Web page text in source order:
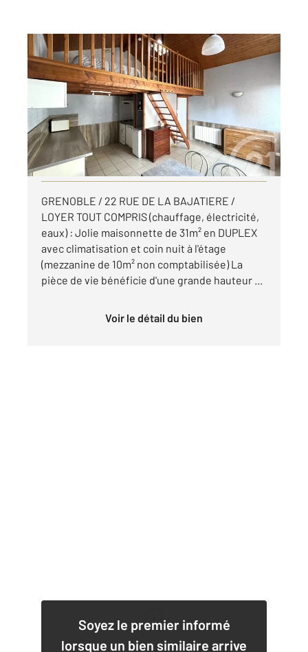
GRENOBLE 38
22,15 m2, 1 pièce
Ref : 7254
Appartement T1 à louer
630 €
par mois charges comprises
Visiter le site dédié
GRENOBLE / 22 RUE DE LA BAJATIERE /
LOYER TOUT COMPRIS (chauffage, électricité,
eaux) : Jolie maisonnette de 31m² en DUPLEX
avec climatisation et coin nuit à l'étage
(mezzanine de 10m² non comptabilisée) La
pièce de vie bénéficie d'une grande hauteur ...
Voir le détail du bien
Soyez le premier informé
lorsque un bien similaire arrive